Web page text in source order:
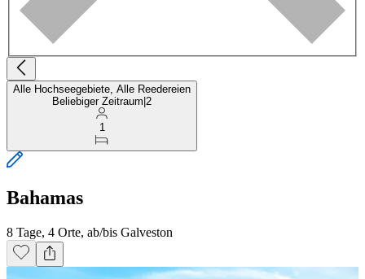
Alle Hochseegebiete, Alle Reedereien
Beliebiger Zeitraum 2
1
Bahamas
8 Tage, 4 Orte, ab/bis Galveston